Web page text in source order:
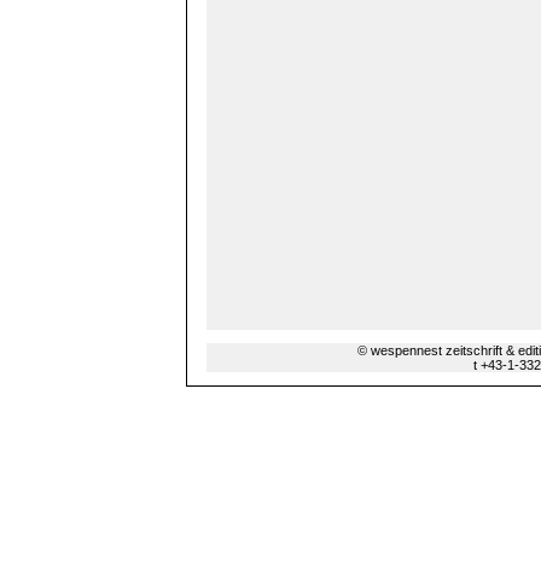
© wespennest zeitschrift &
t +43-1-